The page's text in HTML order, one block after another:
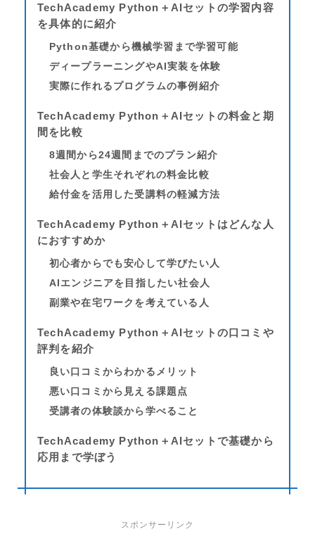
TechAcademy Python＋AIセットの学習内容
を具体的に紹介
Python基礎から機械学習まで学習可能
ディープラーニングやAI実装を体験
実際に作れるプログラムの事例紹介
TechAcademy Python＋AIセットの料金と期
間を比較
8週間から24週間までのプラン紹介
社会人と学生それぞれの料金比較
給付金を活用した受講料の軽減方法
TechAcademy Python＋AIセットはどんな人
におすすめか
初心者からでも安心して学びたい人
AIエンジニアを目指したい社会人
副業や在宅ワークを考えている人
TechAcademy Python＋AIセットの口コミや
評判を紹介
良い口コミからわかるメリット
悪い口コミから見える課題点
受講者の体験談から学べること
TechAcademy Python＋AIセットで基礎から
応用まで学ぼう
スポンサーリンク